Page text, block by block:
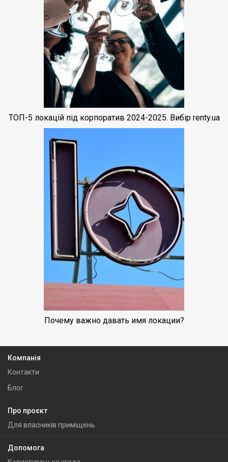
ТОП-5 локацій під корпоратив 2024-2025. Вибір renty.ua
Почему важно давать имя локации?
Компанія
Контакти
Блог
Про проєкт
Для власників приміщень
Допомога